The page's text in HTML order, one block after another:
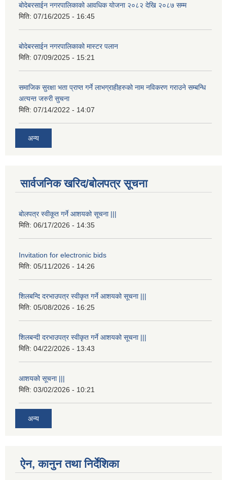
बोदेबरसाईन नगरपालिकाको आवधिक योजना २०८२ देखि २०८७ सम्म
मिति: 07/16/2025 - 16:45
बोदेबरसाईन नगरपालिकाको मास्टर पलान
मिति: 07/09/2025 - 15:21
समाजिक सुरक्षा भता प्राप्त गर्ने लाभग्राहीहरुको नाम नविकरण गराउने सम्बन्धि
अत्यन्त जरुरी सुचना
मिति: 07/14/2022 - 14:07
अन्य
सार्वजनिक खरिद/बोलपत्र सूचना
बोलपत्र स्वीकूत गर्ने आशयको सूचना |||
मिति: 06/17/2026 - 14:35
Invitation for electronic bids
मिति: 05/11/2026 - 14:26
शिलबन्दि दरभाउपत्र स्वीकृत गर्ने आशयको सूचना |||
मिति: 05/08/2026 - 16:25
शिलबन्दी दरभाउपत्र स्वीकृत गर्ने आशयको सूचना |||
मिति: 04/22/2026 - 13:43
आशयको सूचना |||
मिति: 03/02/2026 - 10:21
अन्य
ऐन, कानुन तथा निर्देशिका